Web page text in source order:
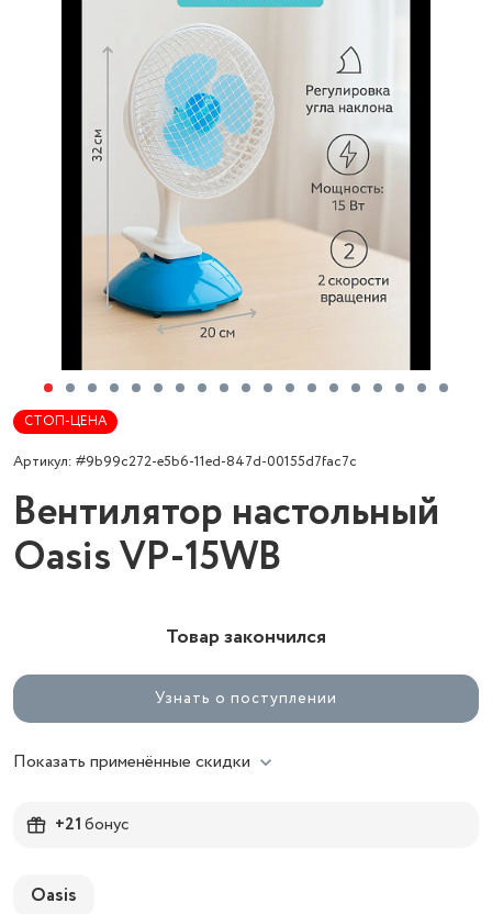
СТОП-ЦЕНА
Артикул: #9b99c272-e5b6-11ed-847d-00155d7fac7c
Вентилятор настольный
Oasis VP-15WB
Товар закончился
Узнать о поступлении
Показать применённые скидки
+21бонус
Oasis